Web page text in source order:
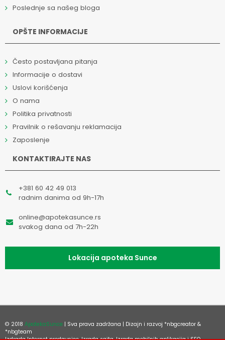
Poslednje sa našeg bloga
OPŠTE INFORMACIJE
Često postavljana pitanja
Informacije o dostavi
Uslovi korišćenja
O nama
Politika privatnosti
Pravilnik o rešavanju reklamacija
Zaposlenje
KONTAKTIRAJTE NAS
+381 60 42 49 013
radnim danima od 9h-17h
online@apotekasunce.rs
svakog dana od 7h-22h
Lokacija apoteka Sunce
© 2018 ApotekaSunce | Sva prava zadržana | Dizajn i razvoj *nbgcreator &
*nbgteam